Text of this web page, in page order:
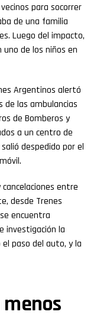
para socorrer
de una familia
Luego del impacto,
de los niños en
Argentinos alertó
de las ambulancias
de Bomberos y
a un centro de
despedido por el
entre
desde Trenes
encuentra
investigación la
paso del auto, y la